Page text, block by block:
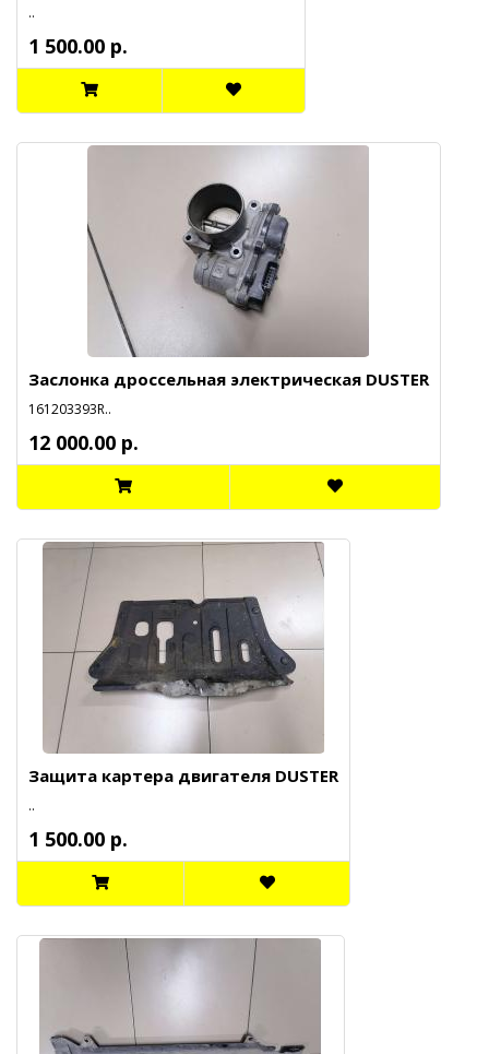
..
1 500.00 р.
Заслонка дроссельная электрическая DUSTER
161203393R..
12 000.00 р.
Защита картера двигателя DUSTER
..
1 500.00 р.